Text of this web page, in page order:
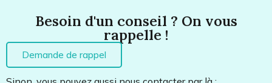
Besoin d'un conseil ? On vous
rappelle !
Demande de rappel